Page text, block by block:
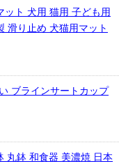
ット 犬用 猫用 子ども用
滑り止め 犬猫用マット
ブラインサートカップ
丸鉢 和食器 美濃焼 日本